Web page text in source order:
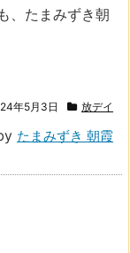
、たまみずき朝
年5月3日 放デイ
たまみずき 朝霞